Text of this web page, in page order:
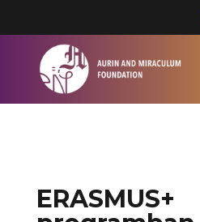
ERASMUS+